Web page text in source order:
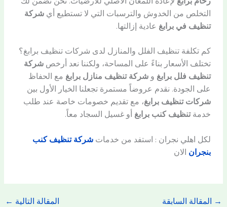
التخلص من الخدوش والترسبات التي لا تستطيع أيشركة
تنظيف في برابغ عادية إزالتها.
كم تكلفة تنظيف الفلل والمنازل لدى شركات تنظيف برابغ؟
تختلف الأسعار بناءً على المساحة، ولكننا نعد أرخصشركة
تنظيف فلل برابغ وشركة تنظيف منازل برابغ مع الحفاظ
على الجودة. نقدم عروضاً مستمرة تجعلنا الخيار الأول بين
شركات تنظيف برابغ، مع تقديم خصومات خاصة عند طلب
خدمةتنظيف كنب برابغ أو غسيل السجاد معاً.
لكل اهلي نجران : استفد من خدماتشركة تنظيف كنب
بنجران الان
→ المقالة السابقة المقالة التالية ←